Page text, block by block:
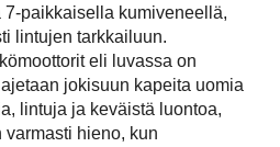
paikkaisella kumiveneellä,
lintujen tarkkailuun.
eli luvassa on
jokisuun kapeita uomia
lintuja ja keväistä luontoa,
hieno, kun